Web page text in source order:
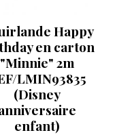
Happy
en carton
"Minnie" 2m
LMIN93835
(Disney
enfant)